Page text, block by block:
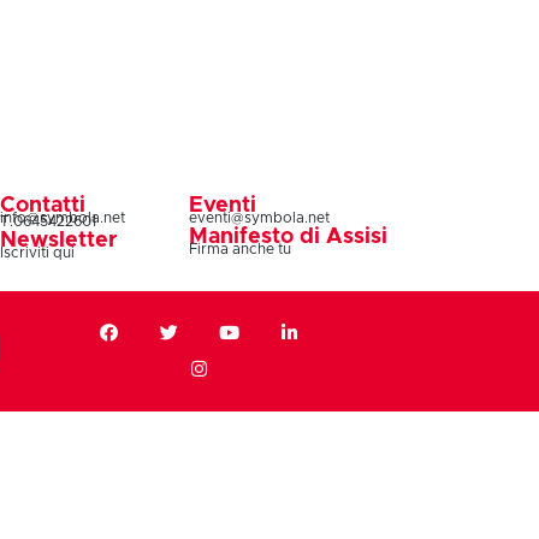
Contatti
info@symbola.net
T.0645422601
Newsletter
Iscriviti qui
Eventi
eventi@symbola.net
Manifesto di Assisi
Firma anche tu